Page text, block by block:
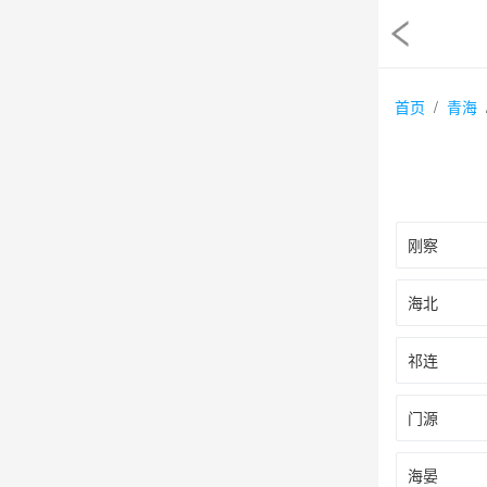
首页 青海
刚察
海北
祁连
门源
海晏